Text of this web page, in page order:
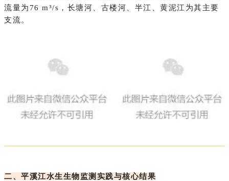
流量为76 m³/s，长塘河、古楼河、半江、黄泥江为其主要
支流。
二、平溪江水生生物监测实践与核心结果